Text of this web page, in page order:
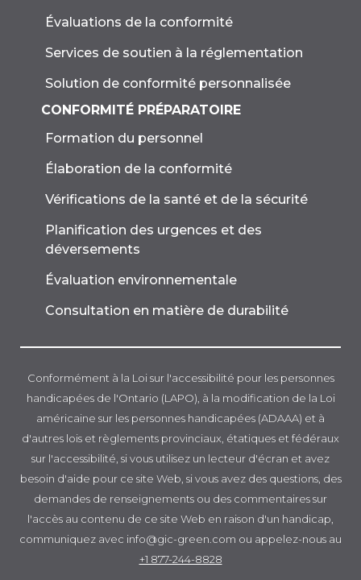
Évaluations de la conformité
Services de soutien à la réglementation
Solution de conformité personnalisée
CONFORMITÉ PRÉPARATOIRE
Formation du personnel
Élaboration de la conformité
Vérifications de la santé et de la sécurité
Planification des urgences et des
déversements
Évaluation environnementale
Consultation en matière de durabilité
Conformément à la Loi sur l'accessibilité pour les personnes
handicapées de l'Ontario (LAPO), à la modification de la Loi
américaine sur les personnes handicapées (ADAAA) et à
d'autres lois et règlements provinciaux, étatiques et fédéraux
sur l'accessibilité, si vous utilisez un lecteur d'écran et avez
besoin d'aide pour ce site Web, si vous avez des questions, des
demandes de renseignements ou des commentaires sur
l'accès au contenu de ce site Web en raison d'un handicap,
communiquez avec info@gic-green.com ou appelez-nous au
+1 877-244-8828